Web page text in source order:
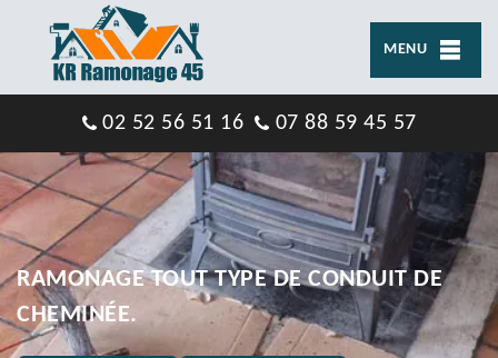
MENU
02 52 56 51 16 07 88 59 45 57
RAMONAGE TOUT TYPE DE CONDUIT DE
CHEMINÉE.